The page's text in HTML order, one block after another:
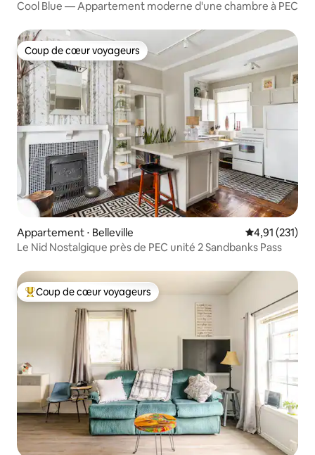
Cool Blue — Appartement moderne d'une chambre à PEC
Coup de cœur voyageurs
Coup de cœur voyageurs
Appartement ⋅ Belleville Évaluation
4,91 (231)
Le Nid Nostalgique près de PEC unité 2 Sandbanks Pass
Coups de cœur voyageurs les plus appréciés
Coup de cœur voyageurs